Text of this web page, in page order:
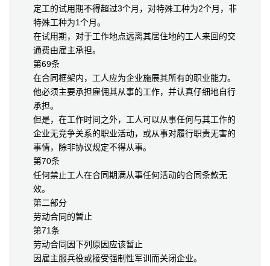
定工的试用期不得超过3个月，对特殊工种为2个月，非
特殊工种为1个月。
在试用期，对于工作地点远离其居住地的工人来回的交
通费由雇主承担。
第69条
在合同框架内，工人应为企业施展其所有的职业能力。
他必须主要承担雇佣其从事的工作，并认真仔细地自行
承担。
但是，在工作时间之外，工人可以从事任何与其工作的
企业无竞争关系的职业活动，或从事对履行职责无害的
事情，除非协议规定不得从事。
第70条
任何禁止工人在合同期满从事任何活动的合同条款无
效。
第二部分
劳动合同的暂止
第71条
劳动合同因下列原因应该暂止
因雇主服兵役或接受强制性军训而关闭企业。